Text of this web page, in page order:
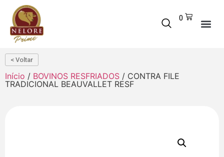
0
< Voltar
Início / BOVINOS RESFRIADOS / CONTRA FILE
TRADICIONAL BEAUVALLET RESF